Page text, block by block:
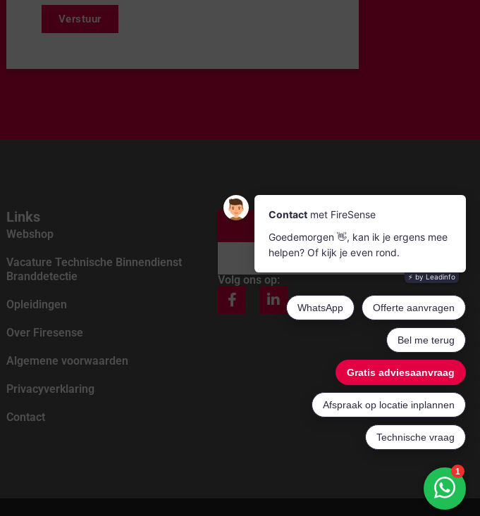
Verstuur
Links
Webshop
Vacature Technische Binnendienst
Branddetectie
Opleidingen
Over Firesense
Algemene voorwaarden
Privacyverklaring
Contact
Mail ons
Volg ons op: